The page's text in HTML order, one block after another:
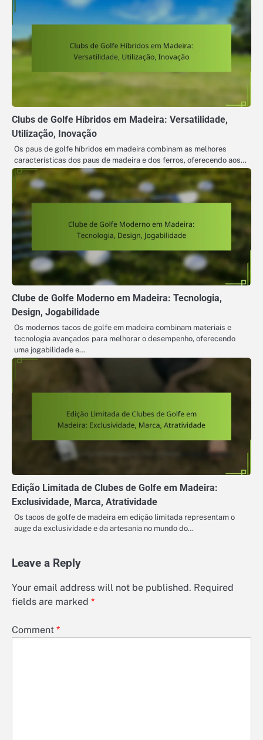
Clubs de Golfe Híbridos em Madeira: Versatilidade,
Utilização, Inovação
Os paus de golfe híbridos em madeira combinam as melhores
características dos paus de madeira e dos ferros, oferecendo aos…
Clube de Golfe Moderno em Madeira: Tecnologia,
Design, Jogabilidade
Os modernos tacos de golfe em madeira combinam materiais e
tecnologia avançados para melhorar o desempenho, oferecendo
uma jogabilidade e…
Edição Limitada de Clubes de Golfe em Madeira:
Exclusividade, Marca, Atratividade
Os tacos de golfe de madeira em edição limitada representam o
auge da exclusividade e da artesania no mundo do…
Leave a Reply
Your email address will not be published. Required
fields are marked *
Comment *